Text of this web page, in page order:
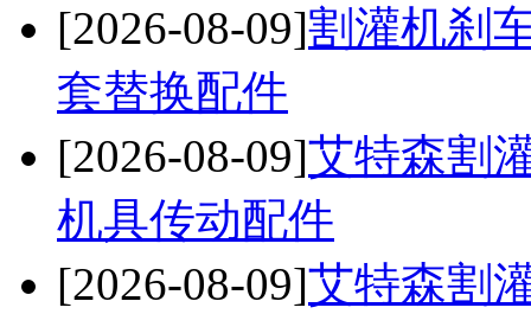
[2026-08-09]割灌机刹
套替换配件
[2026-08-09]艾特森割
机具传动配件
[2026-08-09]艾特森割